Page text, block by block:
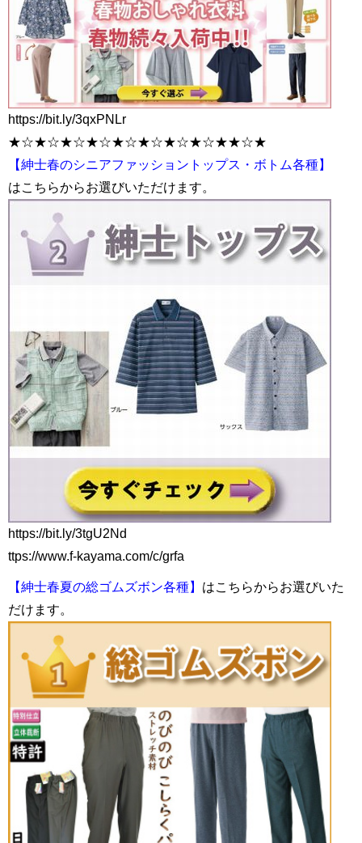
https://bit.ly/3qxPNLr
★☆★☆★☆★☆★☆★☆★☆★☆★★☆★
【紳士春のシニアファッショントップス・ボトム各種】
はこちらからお選びいただけます。
https://bit.ly/3tgU2Nd
ttps://www.f-kayama.com/c/grfa
【紳士春夏の総ゴムズボン各種】 はこちらからお選びいた
だけます。